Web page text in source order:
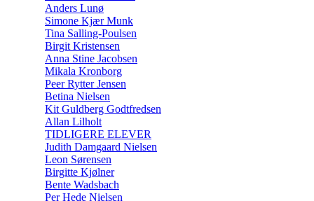
Anders Lunø
Simone Kjær Munk
Tina Salling-Poulsen
Birgit Kristensen
Anna Stine Jacobsen
Mikala Kronborg
Peer Rytter Jensen
Betina Nielsen
Kit Guldberg Godtfredsen
Allan Lilholt
TIDLIGERE ELEVER
Judith Damgaard Nielsen
Leon Sørensen
Birgitte Kjølner
Bente Wadsbach
Per Hede Nielsen